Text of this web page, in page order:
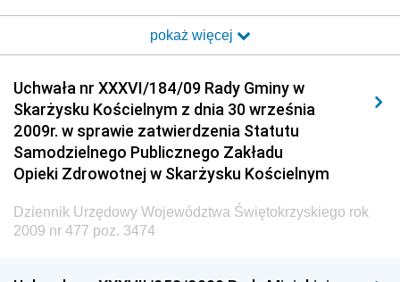
Dziennik Urzędowy Ministra Transportu i Budownictwa
Elektronicznej
Dziennik Urzędowy Ministra Spraw Wewnętrznych i
Administracji
Dziennik Urzędowy Ministra Transportu
Dziennik Urzędowy Ministra Budownictwa
Dziennik Urzędowy Ministra Nauki i Szkolnictwa
pokaż więcej
Uchwała nr XXXVI/184/09 Rady Gminy w
Skarżysku Kościelnym z dnia 30 września
2009r. w sprawie zatwierdzenia Statutu
Samodzielnego Publicznego Zakładu
Opieki Zdrowotnej w Skarżysku Kościelnym
Dziennik Urzędowy Województwa Świętokrzyskiego rok
2009 nr 477 poz. 3474